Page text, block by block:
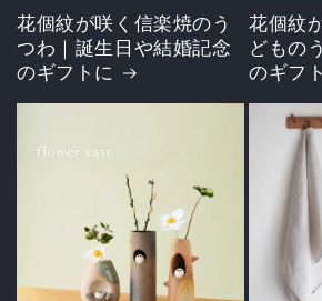
花個紋が咲く信楽焼のう
つわ｜誕生日や結婚記念
のギフトに
花個紋
どもの
のギフ